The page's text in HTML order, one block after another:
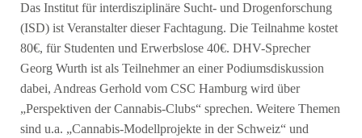
Das Institut für interdisziplinäre Sucht- und Drogenforschung
(ISD) ist Veranstalter dieser Fachtagung. Die Teilnahme kostet
80€, für Studenten und Erwerbslose 40€. DHV-Sprecher
Georg Wurth ist als Teilnehmer an einer Podiumsdiskussion
dabei, Andreas Gerhold vom CSC Hamburg wird über
„Perspektiven der Cannabis-Clubs“ sprechen. Weitere Themen
sind u.a. „Cannabis-Modellprojekte in der Schweiz“ und